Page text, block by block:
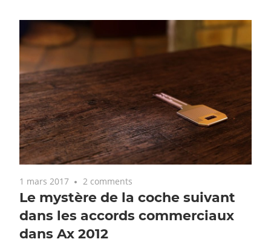
1 mars 2017 2 comments
Le mystère de la coche suivant
dans les accords commerciaux
dans Ax 2012